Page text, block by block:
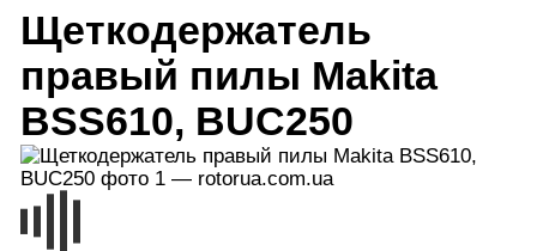
Щеткодержатель
правый пилы Makita
BSS610, BUC250